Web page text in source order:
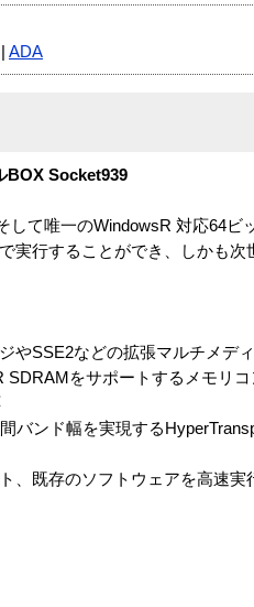
ADA
BOX Socket939
て唯一のWindowsR 対応64ビ
実行することができ、しかも
やSSE2などの拡張マルチメデ
SDRAMをサポートするメモリ
バンド幅を実現する
、既存のソフトウェアを高速実